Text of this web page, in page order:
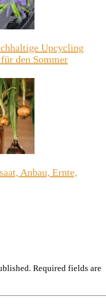
Upcycling
den Sommer
Anbau, Ernte,
Required fields are